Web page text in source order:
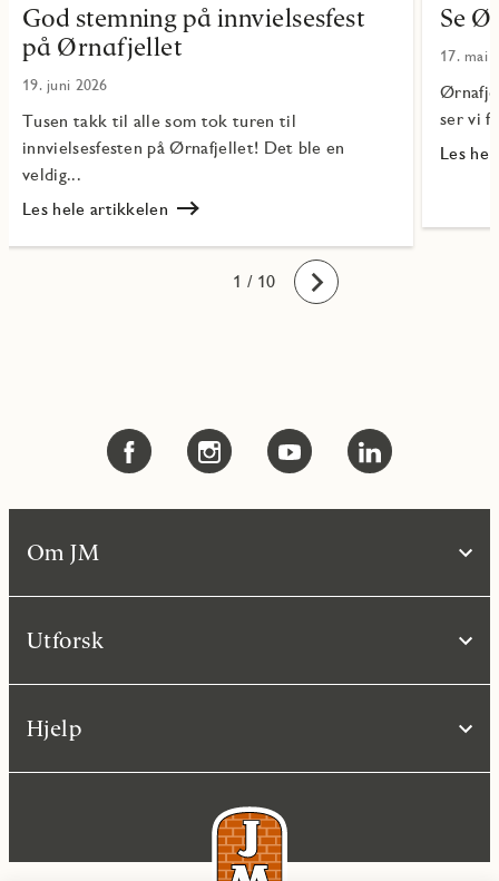
God stemning på innvielsesfest
på Ørnafjellet
19. juni 2026
Tusen takk til alle som tok turen til
innvielsesfesten på Ørnafjellet! Det ble en
veldig...
Les hele artikkelen
God
Se
17. mai
ser vi
Les
fra
1
2
3
4
5
6
7
8
9
10 / 10 Fremover
Om JM
Utforsk
Hjelp